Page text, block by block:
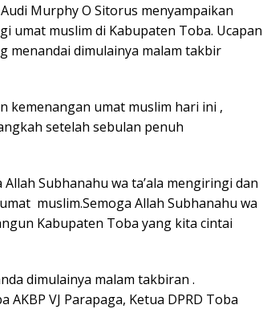
Murphy O Sitorus menyampaikan
umat muslim di Kabupaten Toba. Ucapan
menandai dimulainya malam takbir
kemenangan umat muslim hari ini ,
setelah sebulan penuh
Subhanahu wa ta’ala mengiringi dan
muslim.Semoga Allah Subhanahu wa
Kabupaten Toba yang kita cintai
dimulainya malam takbiran .
VJ Parapaga, Ketua DPRD Toba